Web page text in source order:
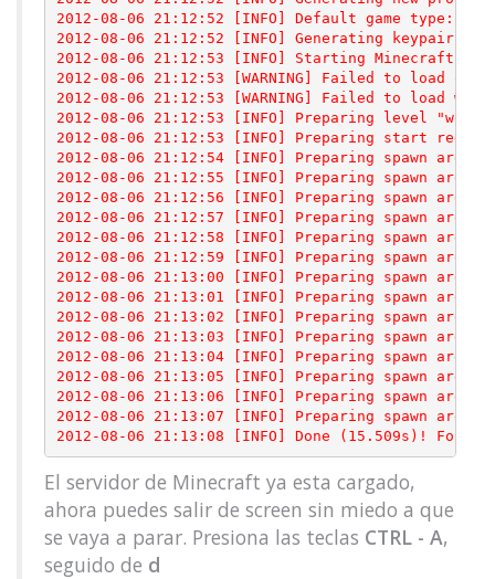
2012-08-06 21:12:52 [INFO] Default game type:
2012-08-06 21:12:52 [INFO] Generating keypair
2012-08-06 21:12:53 [INFO] Starting Minecraft
2012-08-06 21:12:53 [WARNING] Failed to
2012-08-06 21:12:53 [WARNING] Failed to
2012-08-06 21:12:53 [INFO] Preparing level
2012-08-06 21:12:53 [INFO] Preparing start
2012-08-06 21:12:54 [INFO] Preparing spawn area:
2012-08-06 21:12:55 [INFO] Preparing spawn area:
2012-08-06 21:12:56 [INFO] Preparing spawn area:
2012-08-06 21:12:57 [INFO] Preparing spawn area:
2012-08-06 21:12:58 [INFO] Preparing spawn area:
2012-08-06 21:12:59 [INFO] Preparing spawn area:
2012-08-06 21:13:00 [INFO] Preparing spawn area:
2012-08-06 21:13:01 [INFO] Preparing spawn area:
2012-08-06 21:13:02 [INFO] Preparing spawn area:
2012-08-06 21:13:03 [INFO] Preparing spawn area:
2012-08-06 21:13:04 [INFO] Preparing spawn area:
2012-08-06 21:13:05 [INFO] Preparing spawn area:
2012-08-06 21:13:06 [INFO] Preparing spawn area:
2012-08-06 21:13:07 [INFO] Preparing spawn area:
2012-08-06 21:13:08 [INFO] Done (15.509s)! For
El servidor de Minecraft ya esta cargado,
ahora puedes salir de screen sin miedo a que
se vaya a parar. Presiona las teclas CTRL - A,
seguido de d